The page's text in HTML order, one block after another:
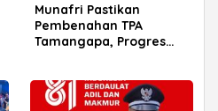
Munafri Pastikan
Pembenahan TPA
Tamangapa, Progres